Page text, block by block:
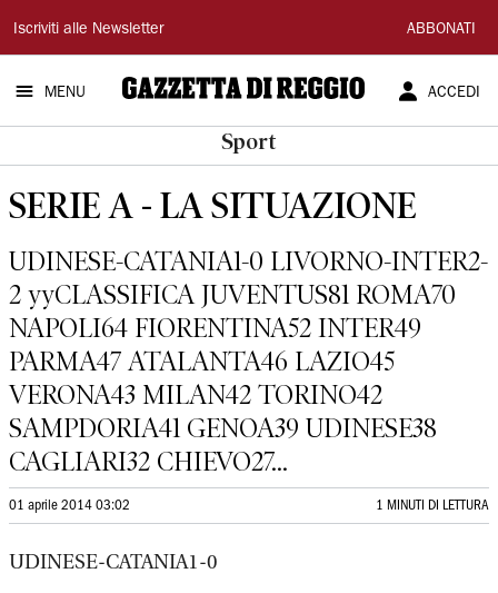
Gazzetta
di
Reggio
Iscriviti alle Newsletter ABBONATI
MENU ACCEDI
Sport
SERIE A - LA SITUAZIONE
UDINESE-CATANIA1-0 LIVORNO-INTER2-
2 yyCLASSIFICA JUVENTUS81 ROMA70
NAPOLI64 FIORENTINA52 INTER49
PARMA47 ATALANTA46 LAZIO45
VERONA43 MILAN42 TORINO42
SAMPDORIA41 GENOA39 UDINESE38
CAGLIARI32 CHIEVO27...
01 aprile 2014 03:02 1 MINUTI DI LETTURA
UDINESE-CATANIA1-0